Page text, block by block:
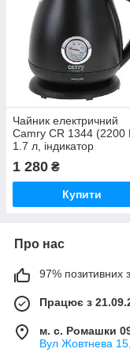
Чайник електричний
Camry CR 1344 (2200
1.7 л, індикатор
температури,
сталь)
1 280 ₴
Купити
Про нас
97% позитивних
Працює з
м. с. Ромашки
Вул Жовтнева